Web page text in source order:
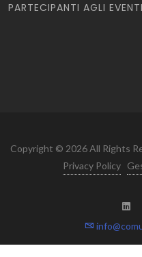
PARTECIPANTI AGLI EVENTI
Copyright © 2026 All Rights
Privacy Policy